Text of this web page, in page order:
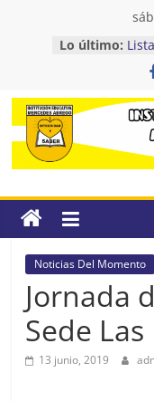
contenido
Lo último:
2027
I.E
Abrego
Camino
excelencia
Noticias Del Momento
Jornada
Sede
13 junio, 2019